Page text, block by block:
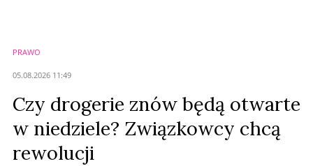
PRAWO
05.08.2026 11:49
Czy drogerie znów będą otwarte
w niedziele? Związkowcy chcą
rewolucji